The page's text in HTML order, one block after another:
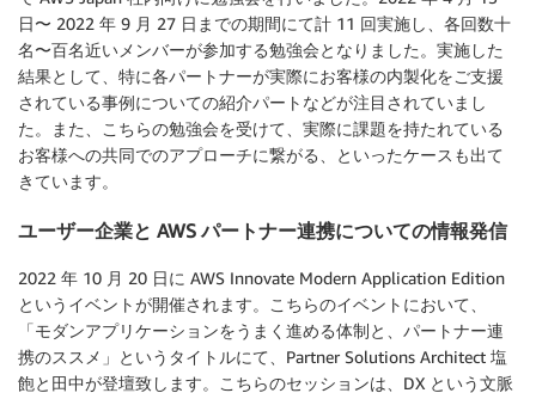
日〜 2022 年 9 月 27 日までの期間にて計 11 回実施し、各回数十
名〜百名近いメンバーが参加する勉強会となりました。実施した
結果として、特に各パートナーが実際にお客様の内製化をご支援
されている事例についての紹介パートなどが注目されていまし
た。また、こちらの勉強会を受けて、実際に課題を持たれている
お客様への共同でのアプローチに繋がる、といったケースも出て
きています。
ユーザー企業と AWS パートナー連携についての情報発信
2022 年 10 月 20 日に AWS Innovate Modern Application Edition
というイベントが開催されます。こちらのイベントにおいて、
「モダンアプリケーションをうまく進める体制と、パートナー連
携のススメ」というタイトルにて、Partner Solutions Architect 塩
飽と田中が登壇致します。こちらのセッションは、DX という文脈